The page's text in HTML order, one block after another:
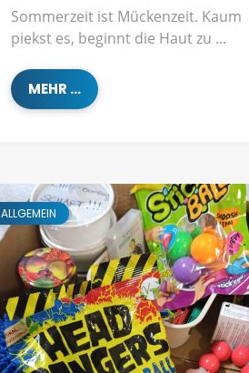
Sommerzeit ist Mückenzeit. Kaum
piekst es, beginnt die Haut zu ...
MEHR ...
ALLGEMEIN